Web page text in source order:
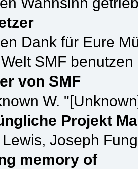
Dank für Eure
SMF
von SMF
W.
Projekt
Joseph
memory of